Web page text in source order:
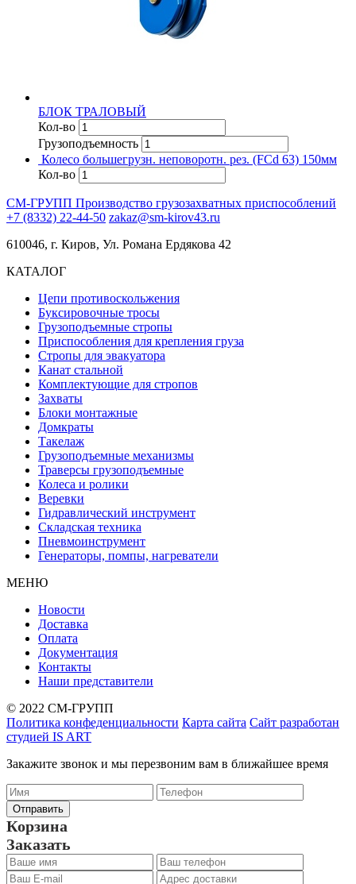
БЛОК ТРАЛОВЫЙ
Кол-во
Грузоподъемность
Колесо большегрузн. неповоротн. рез. (FCd 63) 150мм
Кол-во
СМ-ГРУПП Производство грузозахватных приспособлений
+7 (8332) 22-44-50 zakaz@sm-kirov43.ru
610046, г. Киров, Ул. Романа Ердякова 42
КАТАЛОГ
Цепи противоскольжения
Буксировочные тросы
Грузоподъемные стропы
Приспособления для крепления груза
Стропы для эвакуатора
Канат стальной
Комплектующие для стропов
Захваты
Блоки монтажные
Домкраты
Такелаж
Грузоподъемные механизмы
Траверсы грузоподъемные
Колеса и ролики
Веревки
Гидравлический инструмент
Складская техника
Пневмоинструмент
Генераторы, помпы, нагреватели
МЕНЮ
Новости
Доставка
Оплата
Документация
Контакты
Наши представители
© 2022 СМ-ГРУПП
Политика конфеденциальности Карта сайта Сайт разработан
студией IS ART
Закажите звонок и мы перезвоним вам в ближайшее время
Корзина
Заказать